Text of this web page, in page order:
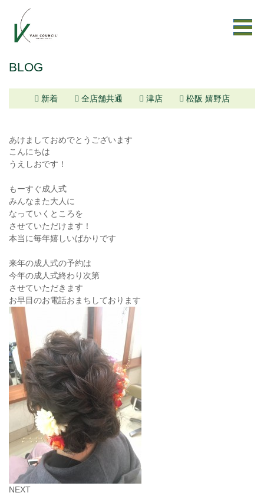
BLOG
新着 全店舗共通 津店 松阪 嬉野店
あけましておめでとうございます
こんにちは
うえしおです！
もーすぐ成人式
みんなまた大人に
なっていくところを
させていただけます！
本当に毎年嬉しいばかりです
来年の成人式の予約は
今年の成人式終わり次第
させていただきます
お早目のお電話おまちしております
NEXT